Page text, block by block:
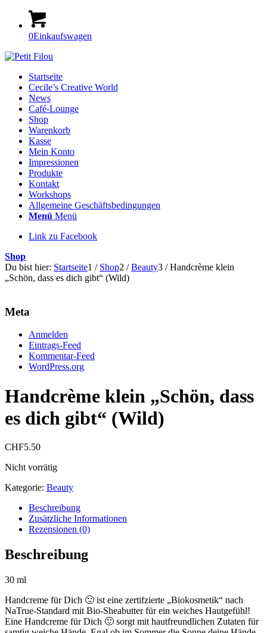
0Einkaufswagen
Startseite
Cecile’s Creative World
News
Café-Lounge
Shop
Warenkorb
Kasse
Mein Konto
Impressionen
Produkte
Kontakt
Workshops
Allgemeine Geschäftsbedingungen
Menü Menü
Link zu Facebook
Shop
Du bist hier: Startseite1 / Shop2 / Beauty3 / Handcrème klein
„Schön, dass es dich gibt“ (Wild)
Meta
Anmelden
Eintrags-Feed
Kommentar-Feed
WordPress.org
Handcrème klein „Schön, dass
es dich gibt“ (Wild)
CHF5.50
Nicht vorrätig
Kategorie: Beauty
Beschreibung
Zusätzliche Informationen
Rezensionen (0)
Beschreibung
30 ml
Handcreme für Dich 🙂 ist eine zertifzierte „Biokosmetik“ nach
NaTrue-Standard mit Bio-Sheabutter für ein weiches Hautgefühl!
Eine Handcreme für Dich 🙂 sorgt mit hautfreundlichen Zutaten für